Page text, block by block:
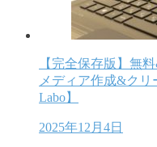
【完全保存版】無
メディア作成&ク
Labo】
2025年12月4日